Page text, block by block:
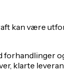
være
klarte